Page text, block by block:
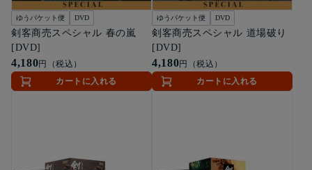
ゆうパケット便 DVD
剣客商売スペシャル 春の嵐
[DVD]
4,180円（税込）
カートに入れる
ゆうパケット便 DVD
剣客商売スペシャル 道場破り
[DVD]
4,180円（税込）
カートに入れる